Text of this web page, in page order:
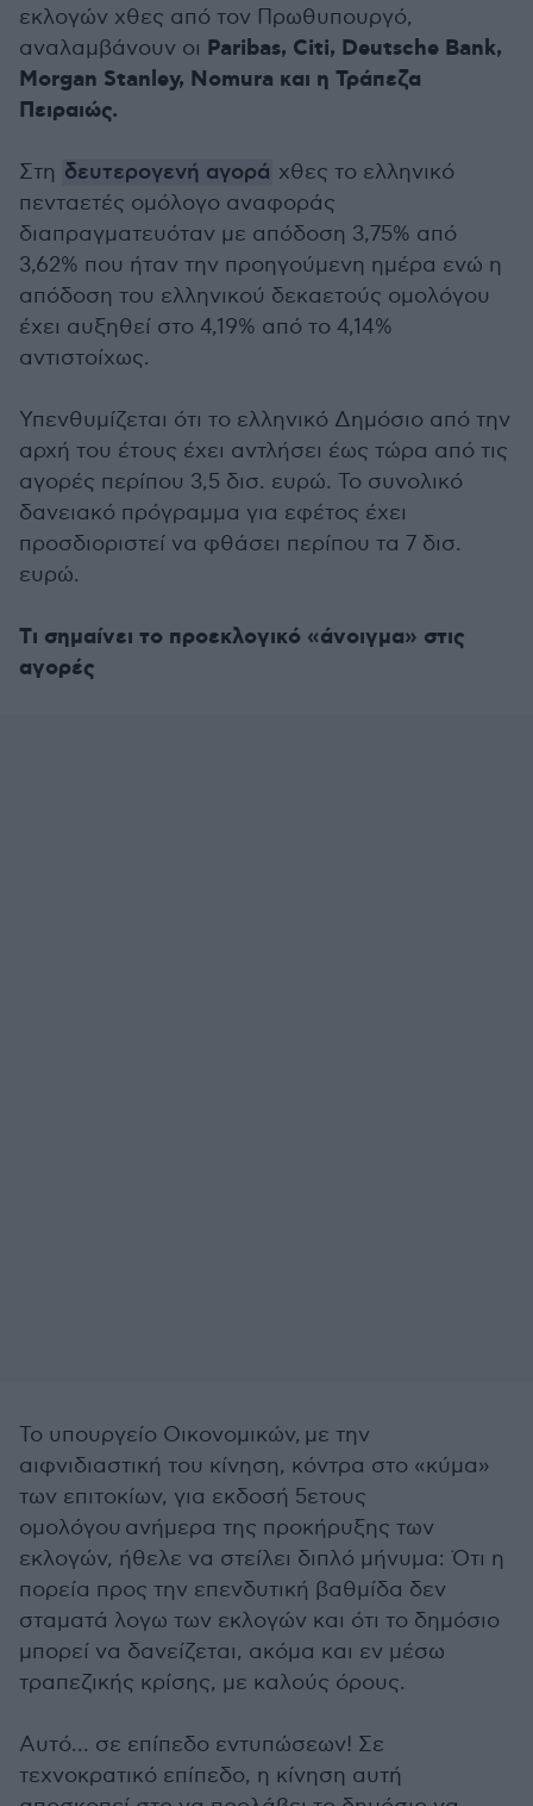
εκλογών χθες από τον Πρωθυπουργό,
αναλαμβάνουν οι Paribas, Citi, Deutsche Bank,
Morgan Stanley, Nomura και η Τράπεζα
Πειραιώς.
Στη δευτερογενή αγορά χθες το ελληνικό
πενταετές ομόλογο αναφοράς
διαπραγματευόταν με απόδοση 3,75% από
3,62% που ήταν την προηγούμενη ημέρα ενώ η
απόδοση του ελληνικού δεκαετούς ομολόγου
έχει αυξηθεί στο 4,19% από το 4,14%
αντιστοίχως.
Υπενθυμίζεται ότι το ελληνικό Δημόσιο από την
αρχή του έτους έχει αντλήσει έως τώρα από τις
αγορές περίπου 3,5 δισ. ευρώ. Το συνολικό
δανειακό πρόγραμμα για εφέτος έχει
προσδιοριστεί να φθάσει περίπου τα 7 δισ.
ευρώ.
Tι σημαίνει το προεκλογικό «άνοιγμα» στις
αγορές
Το υπουργείο Οικονομικών, με την
αιφνιδιαστική του κίνηση, κόντρα στο «κύμα»
των επιτοκίων, για εκδοσή 5ετους
ομολόγου ανήμερα της προκήρυξης των
εκλογών, ήθελε να στείλει διπλό μήνυμα: Ότι η
πορεία προς την επενδυτική βαθμίδα δεν
σταματά λογω των εκλογών και ότι το δημόσιο
μπορεί να δανείζεται, ακόμα και εν μέσω
τραπεζικής κρίσης, με καλούς όρους.
Αυτό... σε επίπεδο εντυπώσεων! Σε
τεχνοκρατικό επίπεδο, η κίνηση αυτή